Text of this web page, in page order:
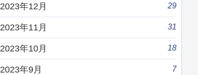
2023年12月 29
2023年11月 31
2023年10月 18
2023年9月 7